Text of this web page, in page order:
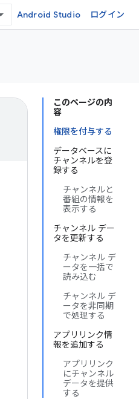
Android Studio ログイン
このページの内
容
権限を付与する
データベースに
チャンネルを登
録する
チャンネルと
番組の情報を
表示する
チャンネル デー
タを更新する
チャンネル デ
ータを一括で
読み込む
チャンネル デ
ータを非同期
で処理する
アプリリンク情
報を追加する
アプリリンク
にチャンネル
データを提供
する